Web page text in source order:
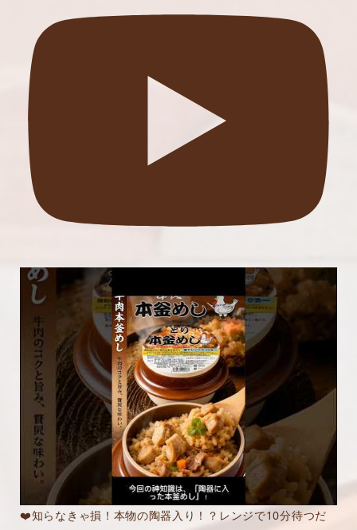
❤️知らなきゃ損！本物の陶器入り！？レンジで10分待つだ